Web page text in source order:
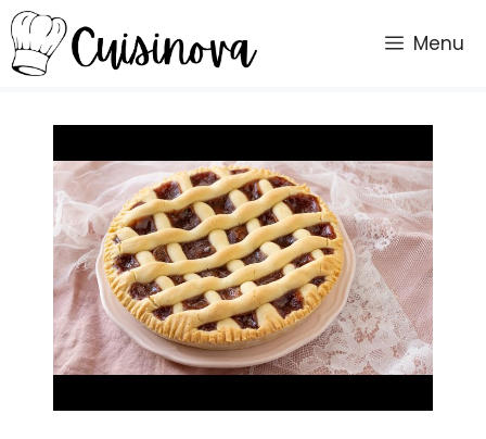
Vai
al
contenuto
Menu